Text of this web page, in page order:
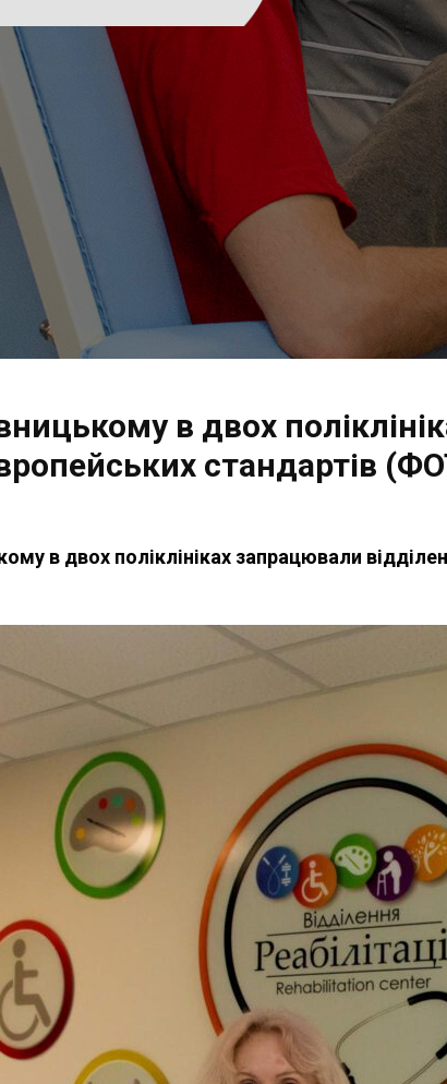
в двох
стандартів
в двох поліклініках запрацювали